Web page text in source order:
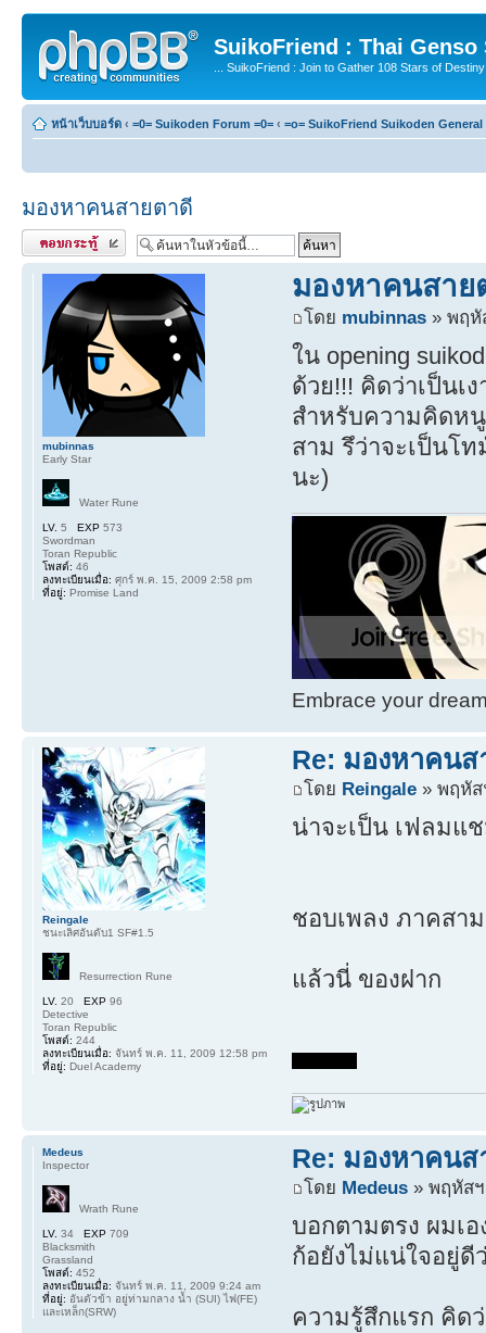
SuikoFriend : Thai Genso
... SuikoFriend : Join to Gather 108 Stars of
หน้าเว็บบอร์ด ‹ =0= Suikoden Forum =0= ‹ =o= SuikoFriend Suikoden General
มองหาคนสายตาดี
ตอบกระทู้
มองหาคนสาย
โดย mubinnas » พฤหั
ใน opening
ด้วย!!! คิดว่าเป็นเ
สำหรับความคิดห
สาม รึว่าจะเป็นโ
นะ)
Embrace your
mubinnas
Early Star
Water Rune
LV. 5 EXP 573
Swordman
Toran Republic
โพสต์: 46
ลงทะเบียนเมื่อ: ศุกร์ พ.ค. 15, 2009 2:58 pm
ที่อยู่: Promise Land
Re: มองหาคน
โดย Reingale » พฤหัส
น่าจะเป็น เฟลมแ
ชอบเพลง ภาคสา
แล้วนี่ ของฝาก
Reingale
ชนะเลิศอันดับ1 SF#1.5
Resurrection Rune
LV. 20 EXP 96
Detective
Toran Republic
โพสต์: 244
ลงทะเบียนเมื่อ: จันทร์ พ.ค. 11, 2009 12:58 pm
ที่อยู่: Duel Academy
Re: มองหาคน
โดย Medeus » พฤหัสฯ
บอกตามตรง ผมเ
ก้อยังไม่แน่ใจอยู่ดี
ความรู้สึกแรก คิด
Medeus
Inspector
Wrath Rune
LV. 34 EXP 709
Blacksmith
Grassland
โพสต์: 452
ลงทะเบียนเมื่อ: จันทร์ พ.ค. 11, 2009 9:24 am
ที่อยู่: อันตัวข้า อยู่ท่ามกลาง น้ำ (SUI) ไฟ(FE)
และเหล็ก(SRW)